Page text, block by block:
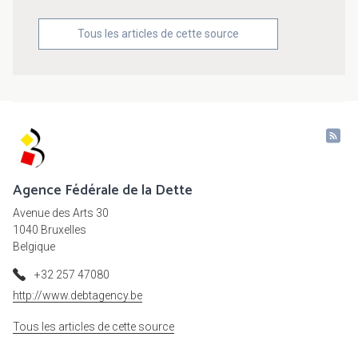
Tous les articles de cette source
Agence Fédérale de la Dette
Avenue des Arts 30
1040 Bruxelles
Belgique
+32 257 47080
http://www.debtagency.be
Tous les articles de cette source